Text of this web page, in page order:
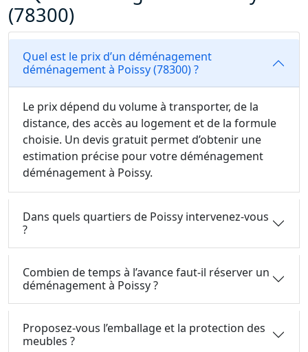
(78300)
Quel est le prix d’un déménagement
déménagement à Poissy (78300) ?
Le prix dépend du volume à transporter, de la
distance, des accès au logement et de la formule
choisie. Un devis gratuit permet d’obtenir une
estimation précise pour votre déménagement
déménagement à Poissy.
Dans quels quartiers de Poissy intervenez-vous
?
Combien de temps à l’avance faut-il réserver un
déménagement à Poissy ?
Proposez-vous l’emballage et la protection des
meubles ?